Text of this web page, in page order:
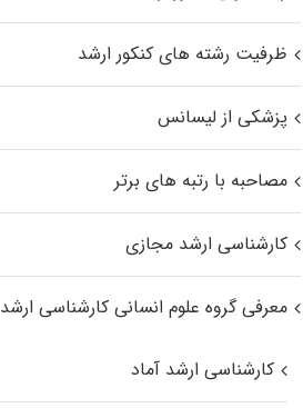
ظرفیت رشته های کنکور ارشد
پزشکی از لیسانس
مصاحبه با رتبه های برتر
کارشناسی ارشد مجازی
معرفی گروه علوم انسانی کارشناسی ارشد
کارشناسی ارشد آماد